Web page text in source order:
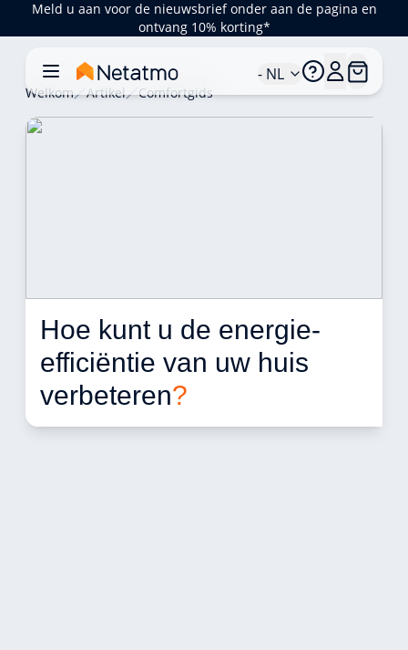
Meld u aan voor de nieuwsbrief onder aan de pagina en
ontvang 10% korting*
- NL
Welkom Artikel Comfortgids
Hoe kunt u de energie-
efficiëntie van uw huis
verbeteren?